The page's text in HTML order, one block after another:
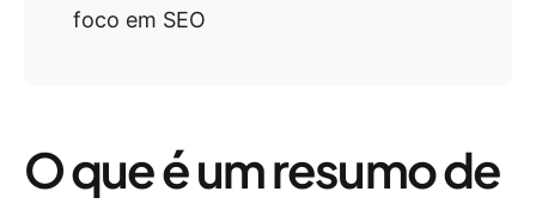
foco em SEO
O que é um resumo de